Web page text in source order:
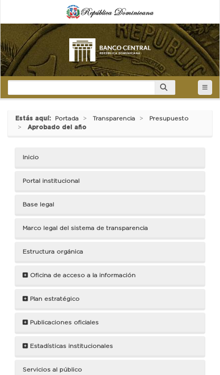
Estás aquí: Portada Transparencia
Presupuesto
Aprobado del año
Inicio
Portal institucional
Base legal
Marco legal del sistema de transparencia
Estructura orgánica
Oficina de acceso a la información
Plan estratégico
Publicaciones oficiales
Estadísticas institucionales
Servicios al público